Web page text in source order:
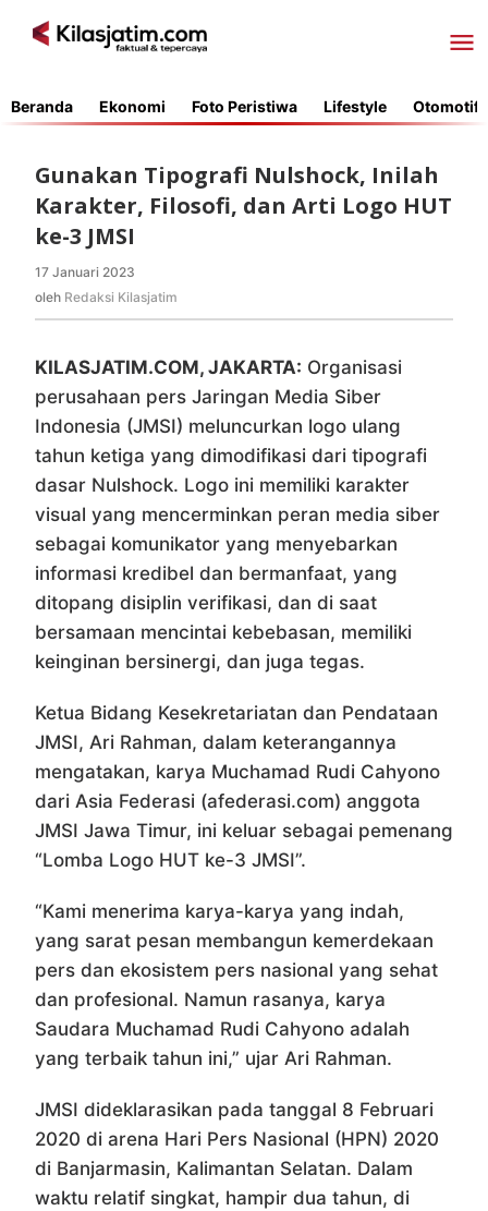
Beranda Ekonomi Foto Peristiwa Lifestyle Otomotif
Gunakan Tipografi Nulshock, Inilah
Karakter, Filosofi, dan Arti Logo HUT
ke-3 JMSI
17 Januari 2023
Redaksi
oleh Redaksi Kilasjatim
KILASJATIM.COM, JAKARTA: Organisasi
perusahaan pers Jaringan Media Siber
Indonesia (JMSI) meluncurkan logo ulang
tahun ketiga yang dimodifikasi dari tipografi
dasar Nulshock. Logo ini memiliki karakter
visual yang mencerminkan peran media siber
sebagai komunikator yang menyebarkan
informasi kredibel dan bermanfaat, yang
ditopang disiplin verifikasi, dan di saat
bersamaan mencintai kebebasan, memiliki
keinginan bersinergi, dan juga tegas.
Ketua Bidang Kesekretariatan dan Pendataan
JMSI, Ari Rahman, dalam keterangannya
mengatakan, karya Muchamad Rudi Cahyono
dari Asia Federasi (afederasi.com) anggota
JMSI Jawa Timur, ini keluar sebagai pemenang
“Lomba Logo HUT ke-3 JMSI”.
“Kami menerima karya-karya yang indah,
yang sarat pesan membangun kemerdekaan
pers dan ekosistem pers nasional yang sehat
dan profesional. Namun rasanya, karya
Saudara Muchamad Rudi Cahyono adalah
yang terbaik tahun ini,” ujar Ari Rahman.
JMSI dideklarasikan pada tanggal 8 Februari
2020 di arena Hari Pers Nasional (HPN) 2020
di Banjarmasin, Kalimantan Selatan. Dalam
waktu relatif singkat, hampir dua tahun, di